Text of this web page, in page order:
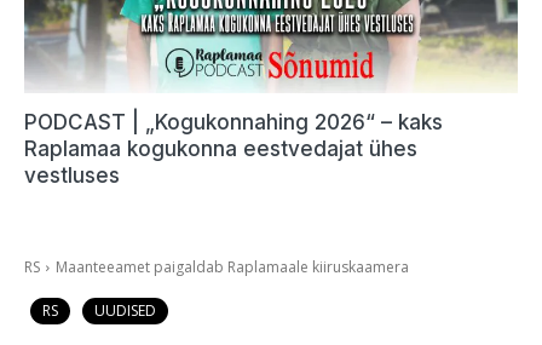
PODCAST | „Kogukonnahing 2026“ – kaks
Raplamaa kogukonna eestvedajat ühes
vestluses